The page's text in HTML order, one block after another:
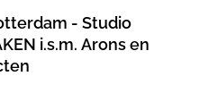
- Studio
i.s.m. Arons en